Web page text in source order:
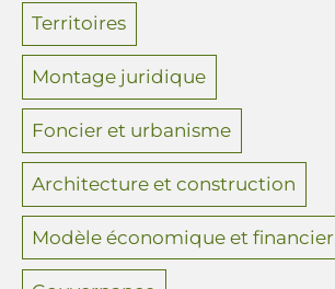
Territoires
Montage juridique
Foncier et urbanisme
Architecture et construction
Modèle économique et financier